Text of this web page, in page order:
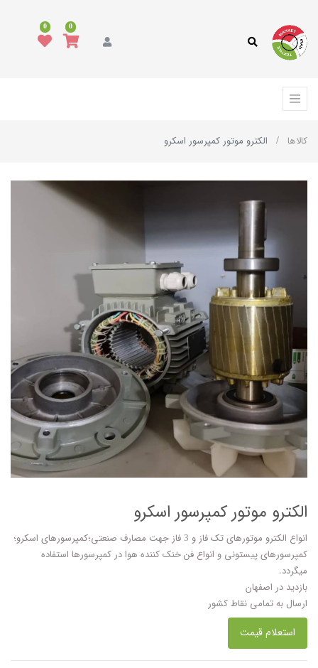
0
0
کالاها الکترو موتور کمپرسور اسکرو
الکترو موتور کمپرسور اسکرو
انواع الکترو موتورهای تک فاز و 3 فاز جهت مصارف صنعتی؛کمپرسورهای اسکرو؛
کمپرسورهای پیستونی و انواع فن خنک کننده هوا در کمپرسورها استفاده
میگردد.
بازدید در اصفهان
ارسال به تمامی نقاط کشور
استعلام قیمت